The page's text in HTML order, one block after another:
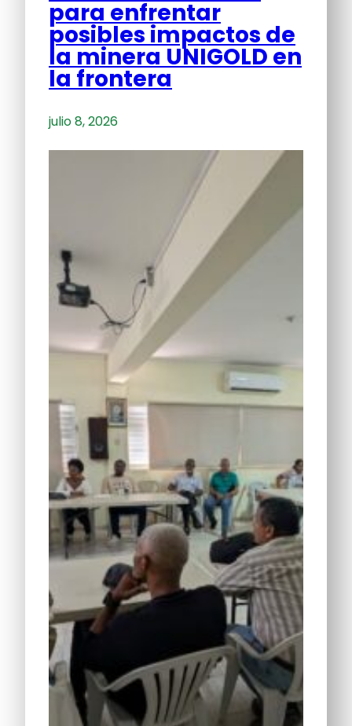
para enfrentar
posibles impactos de
la minera UNIGOLD en
la frontera
julio 8, 2026